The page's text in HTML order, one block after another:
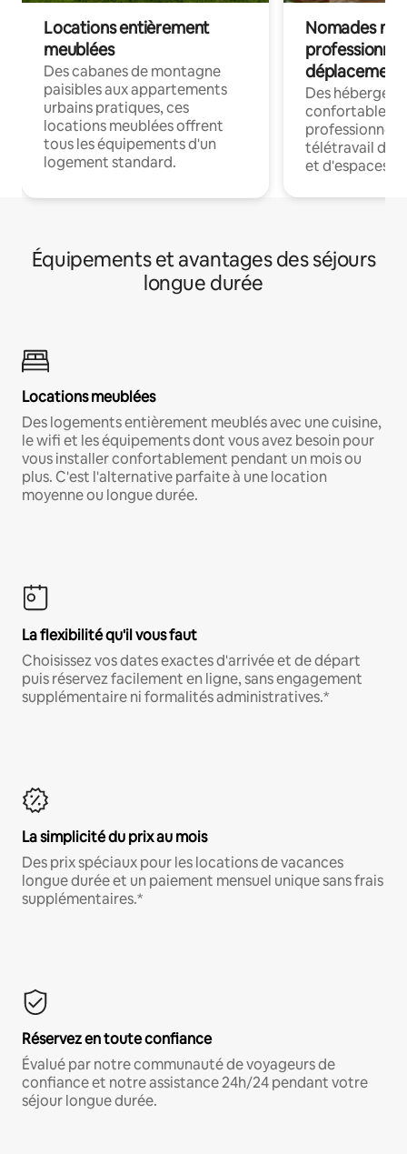
Locations entièrement
meublées
Des cabanes de montagne
paisibles aux appartements
urbains pratiques, ces
locations meublées offrent
tous les équipements d'un
logement standard.
Nomades
déplacement
Des
confortables
professionnels
télétravail
et d'espaces
Équipements et avantages des séjours
longue durée
Locations meublées
Des logements entièrement meublés avec une cuisine,
le wifi et les équipements dont vous avez besoin pour
vous installer confortablement pendant un mois ou
plus. C'est l'alternative parfaite à une location
moyenne ou longue durée.
La flexibilité qu'il vous faut
Choisissez vos dates exactes d'arrivée et de départ
puis réservez facilement en ligne, sans engagement
supplémentaire ni formalités administratives.*
La simplicité du prix au mois
Des prix spéciaux pour les locations de vacances
longue durée et un paiement mensuel unique sans frais
supplémentaires.*
Réservez en toute confiance
Évalué par notre communauté de voyageurs de
confiance et notre assistance 24h/24 pendant votre
séjour longue durée.